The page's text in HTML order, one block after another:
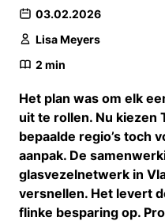
03.02.2026
Lisa Meyers
2 min
Het plan was om elk
uit te rollen. Nu kiezen
bepaalde regio’s toch
aanpak. De
glasvezelnetwerk in
versnellen. Het levert
flinke besparing op.